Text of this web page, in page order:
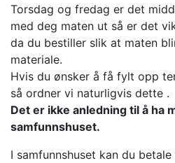
Torsdag og fredag er det
med deg maten ut så er det
da du bestiller slik at maten
materiale.
Hvis du ønsker å få fylt opp
så ordner vi naturligvis dette .
Det er ikke anledning til å ha
samfunnshuset.
I samfunnshuset kan du